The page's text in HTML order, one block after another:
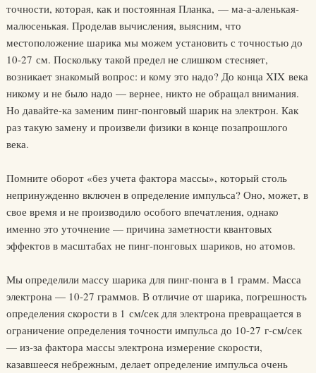
точности, которая, как и постоянная Планка, — ма-а-аленькая-
малюсенькая. Проделав вычисления, выясним, что
местоположение шарика мы можем установить с точностью до
10-27 см. Поскольку такой предел не слишком стесняет,
возникает знакомый вопрос: и кому это надо? До конца XIX века
никому и не было надо — вернее, никто не обращал внимания.
Но давайте-ка заменим пинг-понговый шарик на электрон. Как
раз такую замену и произвели физики в конце позапрошлого
века.
Помните оборот «без учета фактора массы», который столь
непринужденно включен в определение импульса? Оно, может, в
свое время и не производило особого впечатления, однако
именно это уточнение — причина заметности квантовых
эффектов в масштабах не пинг-понговых шариков, но атомов.
Мы определили массу шарика для пинг-понга в 1 грамм. Масса
электрона — 10-27 граммов. В отличие от шарика, погрешность
определения скорости в 1 см/сек для электрона превращается в
ограничение определения точности импульса до 10-27 г-см/сек
— из-за фактора массы электрона измерение скорости,
казавшееся небрежным, делает определение импульса очень